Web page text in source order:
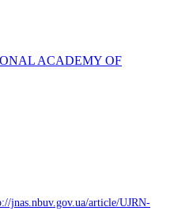
ACADEMY OF
jnas.nbuv.gov.ua/article/UJRN-